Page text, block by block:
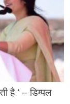
है ‘ – डिम्पल